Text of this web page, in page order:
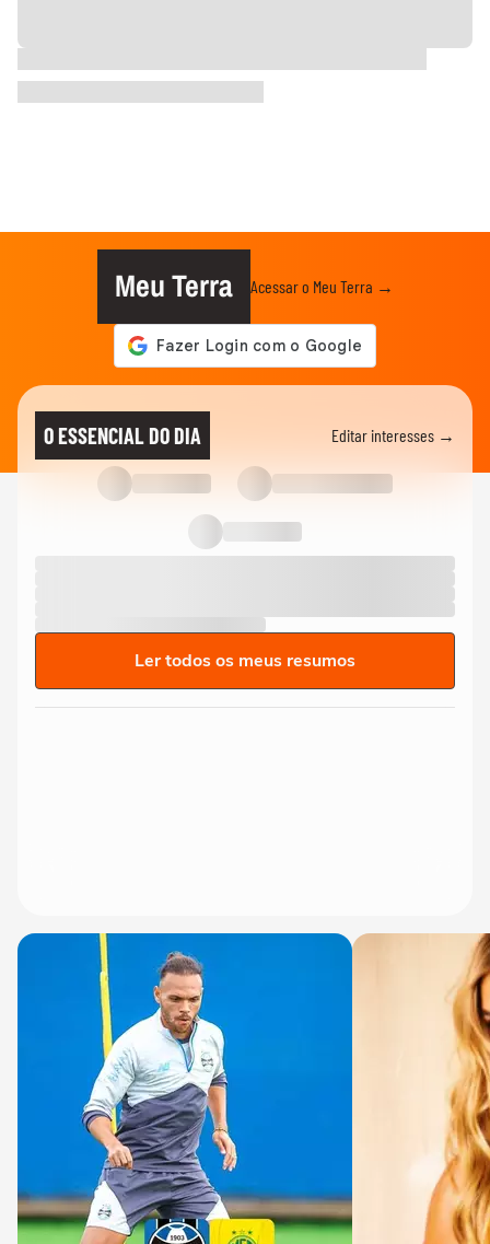
Meu Terra Acessar o Meu Terra →
O ESSENCIAL DO DIA Editar interesses →
Ler todos os meus resumos